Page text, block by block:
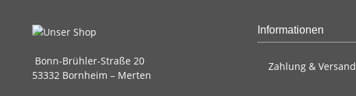
Bonn-Brühler-Straße 20
53332 Bornheim – Merten
Informationen
Zahlung & Versand